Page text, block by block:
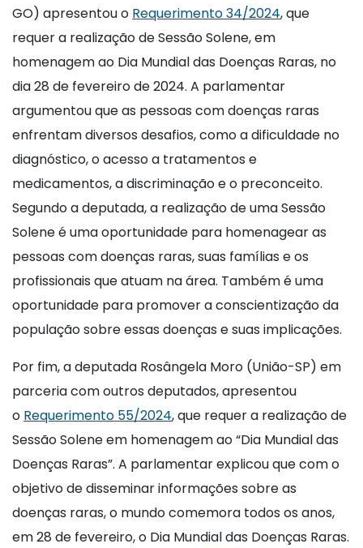
GO) apresentou o Requerimento 34/2024, que
requer a realização de Sessão Solene, em
homenagem ao Dia Mundial das Doenças Raras, no
dia 28 de fevereiro de 2024. A parlamentar
argumentou que as pessoas com doenças raras
enfrentam diversos desafios, como a dificuldade no
diagnóstico, o acesso a tratamentos e
medicamentos, a discriminação e o preconceito.
Segundo a deputada, a realização de uma Sessão
Solene é uma oportunidade para homenagear as
pessoas com doenças raras, suas famílias e os
profissionais que atuam na área. Também é uma
oportunidade para promover a conscientização da
população sobre essas doenças e suas implicações.
Por fim, a deputada Rosângela Moro (União-SP) em
parceria com outros deputados, apresentou
o Requerimento 55/2024, que requer a realização de
Sessão Solene em homenagem ao “Dia Mundial das
Doenças Raras”. A parlamentar explicou que com o
objetivo de disseminar informações sobre as
doenças raras, o mundo comemora todos os anos,
em 28 de fevereiro, o Dia Mundial das Doenças Raras.